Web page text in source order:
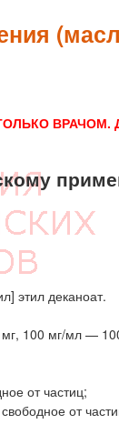
ВРАЧОМ.
этил деканоат.
100 мг/мл —
от частиц;
от